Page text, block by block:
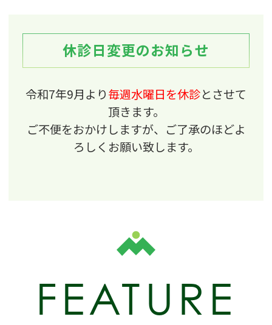
剤情報を取得し、円滑に診療を行えるよう活用
しています。マイナンバーカードの健康保険証
を提供できるように取り組んでいます。電子処
方箋や電子カルテ情報共有サービスを活用する
取り組みを実施しています。
休診日変更のお知らせ
令和7年9月より毎週水曜日を休診とさせて
頂きます。
ご不便をおかけしますが、ご了承のほどよ
ろしくお願い致します。
FEATURE